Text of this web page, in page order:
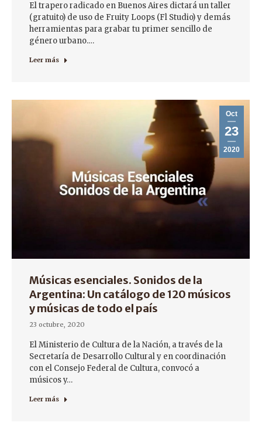
El trapero radicado en Buenos Aires dictará un taller
(gratuito) de uso de Fruity Loops (Fl Studio) y demás
herramientas para grabar tu primer sencillo de
género urbano.…
Leer más
Oct
23
2020
Músicas esenciales. Sonidos de la
Argentina: Un catálogo de 120 músicos
y músicas de todo el país
23 octubre, 2020
El Ministerio de Cultura de la Nación, a través de la
Secretaría de Desarrollo Cultural y en coordinación
con el Consejo Federal de Cultura, convocó a
músicos y…
Leer más